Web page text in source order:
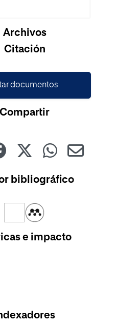
Archivos
Citación
documentos
Compartir
bibliográfico
e impacto